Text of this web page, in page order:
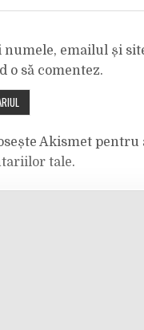
numele, emailul și
o să comentez.
Akismet pentru
tale.